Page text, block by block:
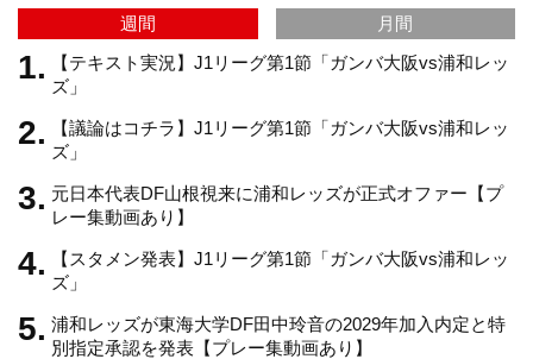
m h
a
n
n
e
週間
月間
【テキスト実況】J1リーグ第1節「ガンバ大阪vs浦和レッ
ズ」
【議論はコチラ】J1リーグ第1節「ガンバ大阪vs浦和レッ
ズ」
元日本代表DF山根視来に浦和レッズが正式オファー【プ
レー集動画あり】
【スタメン発表】J1リーグ第1節「ガンバ大阪vs浦和レッ
ズ」
浦和レッズが東海大学DF田中玲音の2029年加入内定と特
別指定承認を発表【プレー集動画あり】